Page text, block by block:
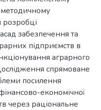
розробці
забезпечення та
підприємств в
аграрного
спрямоване
посилення
економічної
через раціональне